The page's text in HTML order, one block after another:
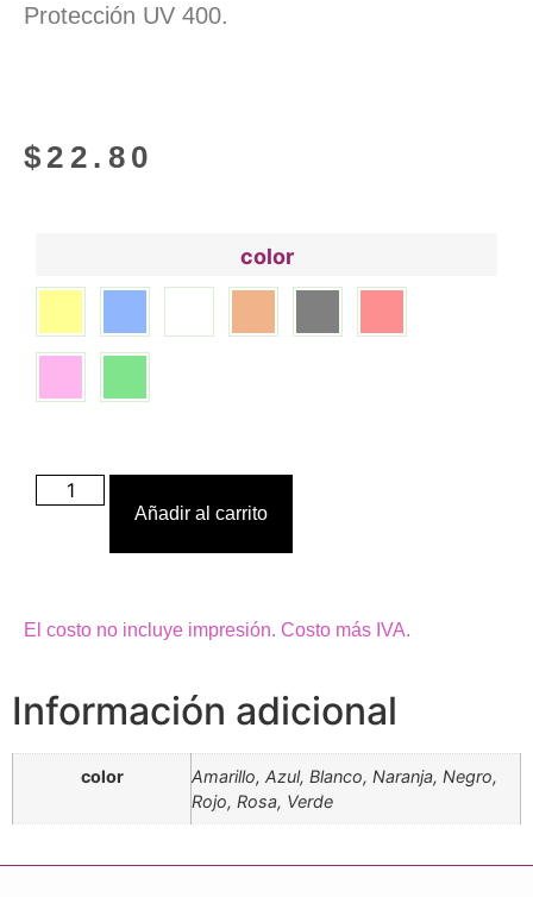
Protección UV 400.
$ 22.80
color
Añadir al carrito
El costo no incluye impresión. Costo más IVA.
Información adicional
color
Amarillo, Azul, Blanco, Naranja, Negro,
Rojo, Rosa, Verde